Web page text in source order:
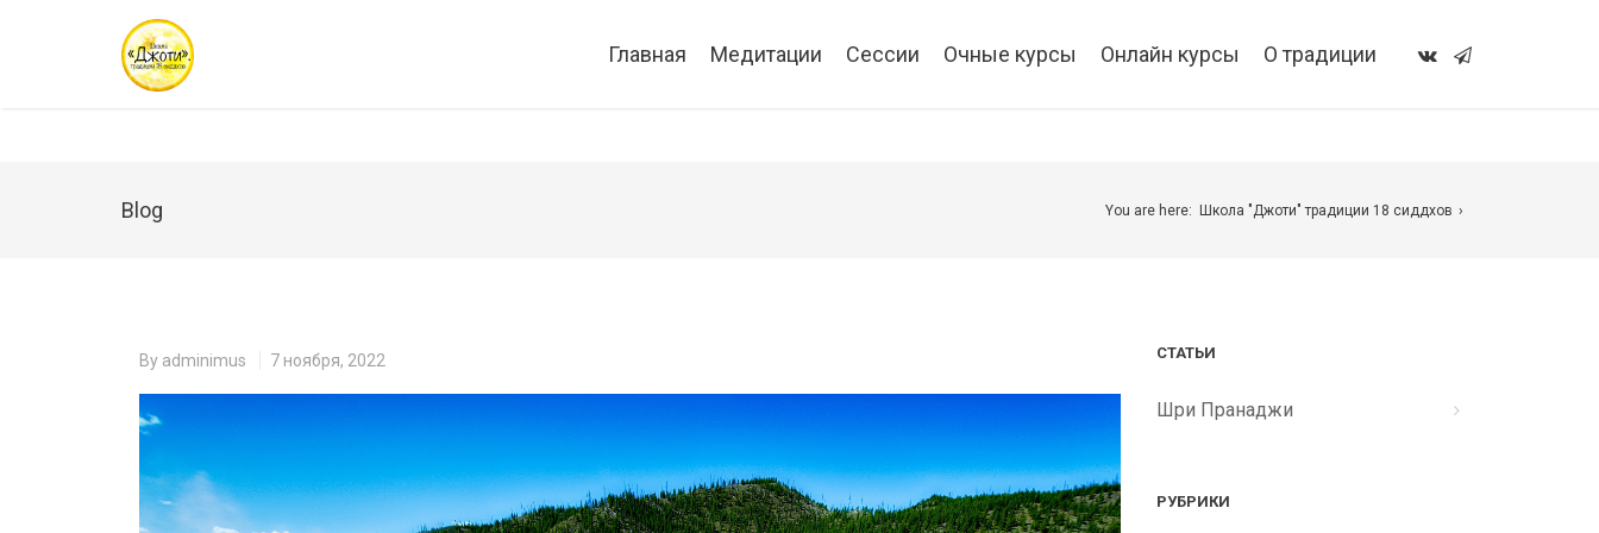
Главная Медитации Сессии Очные курсы Онлайн курсы О традиции
Blog You are here: Школа "Джоти" традиции 18 сиддхов
By adminimus 7 ноября, 2022 СТАТЬИ
Шри Пранаджи
РУБРИКИ